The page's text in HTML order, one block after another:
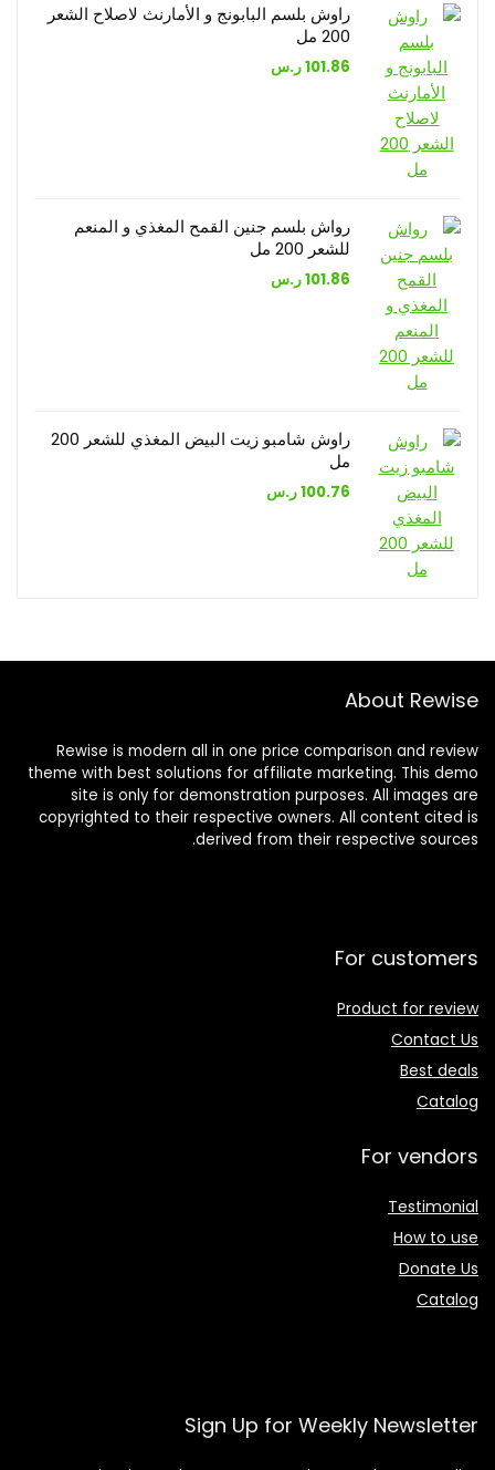
راوش بلسم البابونج و الأمارنث لاصلاح الشعر
200 مل
101.86ر.س
رواش بلسم جنين القمح المغذي و المنعم
للشعر 200 مل
101.86ر.س
راوش شامبو زيت البيض المغذي للشعر 200
مل
100.76ر.س
About Rewise
Rewise is modern all in one price comparison and review
theme with best solutions for affiliate marketing. This demo
site is only for demonstration purposes. All images are
copyrighted to their respective owners. All content cited is
derived from their respective sources.
For customers
Product for review
Contact Us
Best deals
Catalog
For vendors
Testimonial
How to use
Donate Us
Catalog
Sign Up for Weekly Newsletter